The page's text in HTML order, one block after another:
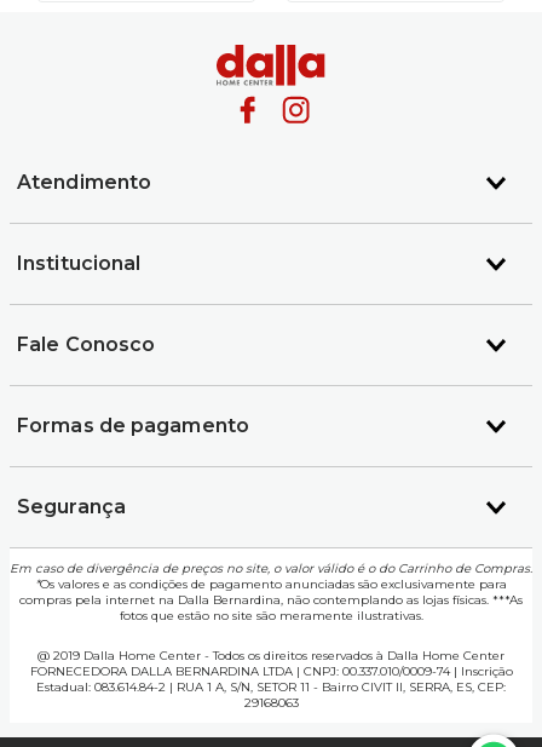
Atendimento
Institucional
Fale Conosco
Formas de pagamento
Segurança
Em caso de divergência de preços no site, o valor válido é o do Carrinho de Compras.
*Os valores e as condições de pagamento anunciadas são exclusivamente para
compras pela internet na Dalla Bernardina, não contemplando as lojas físicas. ***As
fotos que estão no site são meramente ilustrativas.
@ 2019 Dalla Home Center - Todos os direitos reservados à Dalla Home Center
FORNECEDORA DALLA BERNARDINA LTDA | CNPJ: 00.337.010/0009-74 | Inscrição
Estadual: 083.614.84-2 | RUA 1 A, S/N, SETOR 11 - Bairro CIVIT II, SERRA, ES, CEP:
29168063